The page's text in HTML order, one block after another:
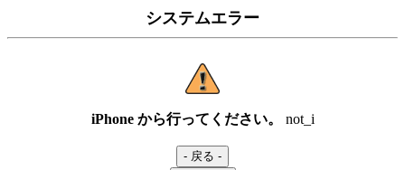
システムエラー
iPhone から行ってください。 not_i